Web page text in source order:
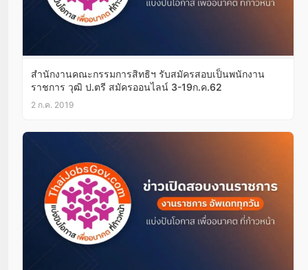
สำนักงานคณะกรรมการสิทธิฯ รับสมัครสอบเป็นพนักงาน
ราชการ วุฒิ ป.ตรี สมัครออนไลน์ 3-19ก.ค.62
2 ก.ค. 2019